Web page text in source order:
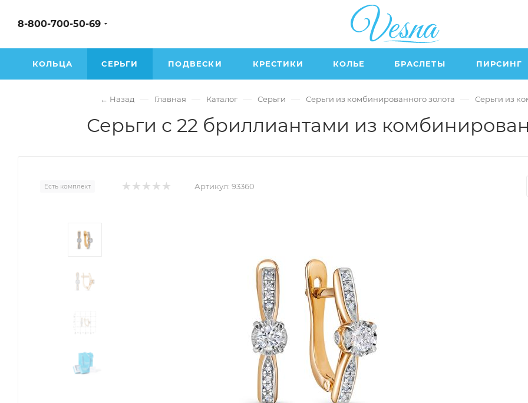
8-800-700-50-69
КОЛЬЦА СЕРЬГИ ПОДВЕСКИ КРЕСТИКИ КОЛЬЕ БРАСЛЕТЫ ПИРСИНГ
← Назад — Главная — Каталог — Серьги — Серьги из комбинированного золота — Серьги из
Серьги с 22 бриллиантами из
Есть комплект Артикул: 93360